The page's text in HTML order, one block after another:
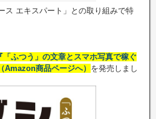
ス エキスパート」との取り組みで特
『「ふつう」の文章とスマホ写真で稼ぐ
Amazon商品ページへ） を発売しまし